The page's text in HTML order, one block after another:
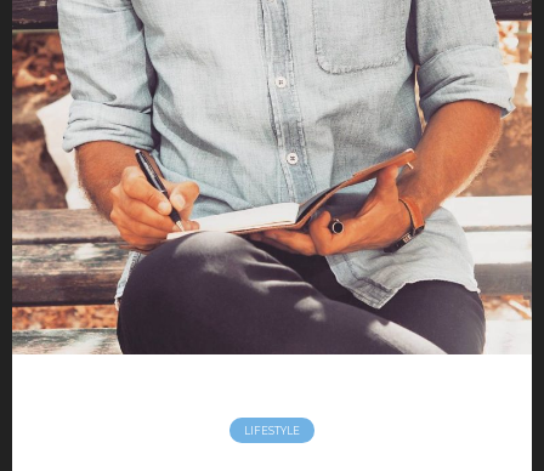
LIFESTYLE
Travels
Motivation
Sport
Productivité
Séduction
Vie de papa
Voiture
ME, MYSELF AND I
A propos